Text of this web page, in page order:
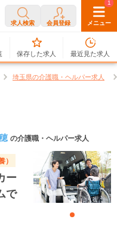
求人検索 会員登録 メニュー
0
保存した求人
1
最近見た求人
埼玉県の介護職・ヘルパー求人
の介護職・ヘルパー求人
）
ー
で